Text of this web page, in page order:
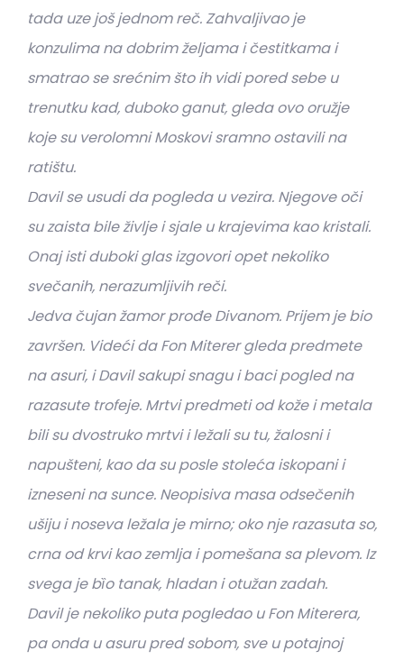
tada uze još jednom reč. Zahvaljivao je
konzulima na dobrim željama i čestitkama i
smatrao se srećnim što ih vidi pored sebe u
trenutku kad, duboko ganut, gleda ovo oružje
koje su verolomni Moskovi sramno ostavili na
ratištu.
Davil se usudi da pogleda u vezira. Njegove oči
su zaista bile življe i sjale u krajevima kao kristali.
Onaj isti duboki glas izgovori opet nekoliko
svečanih, nerazumljivih reči.
Jedva čujan žamor prođe Divanom. Prijem je bio
završen. Videći da Fon Miterer gleda predmete
na asuri, i Davil sakupi snagu i baci pogled na
razasute trofeje. Mrtvi predmeti od kože i metala
bili su dvostruko mrtvi i ležali su tu, žalosni i
napušteni, kao da su posle stoleća iskopani i
izneseni na sunce. Neopisiva masa odsečenih
ušiju i noseva ležala je mirno; oko nje razasuta so,
crna od krvi kao zemlja i pomešana sa plevom. Iz
svega je bȉo tanak, hladan i otužan zadah.
Davil je nekoliko puta pogledao u Fon Miterera,
pa onda u asuru pred sobom, sve u potajnoj